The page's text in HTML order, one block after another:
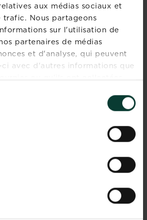
aux médias sociaux et
trafic. Nous partageons
sur l'utilisation de
partenaires de médias
et d'analyse, qui peuvent
avec d'autres informations que
ou qu'ils ont collectées
: quand et comment tailler
fruitiers dont celle des...
du pommier : quand et comment tailler